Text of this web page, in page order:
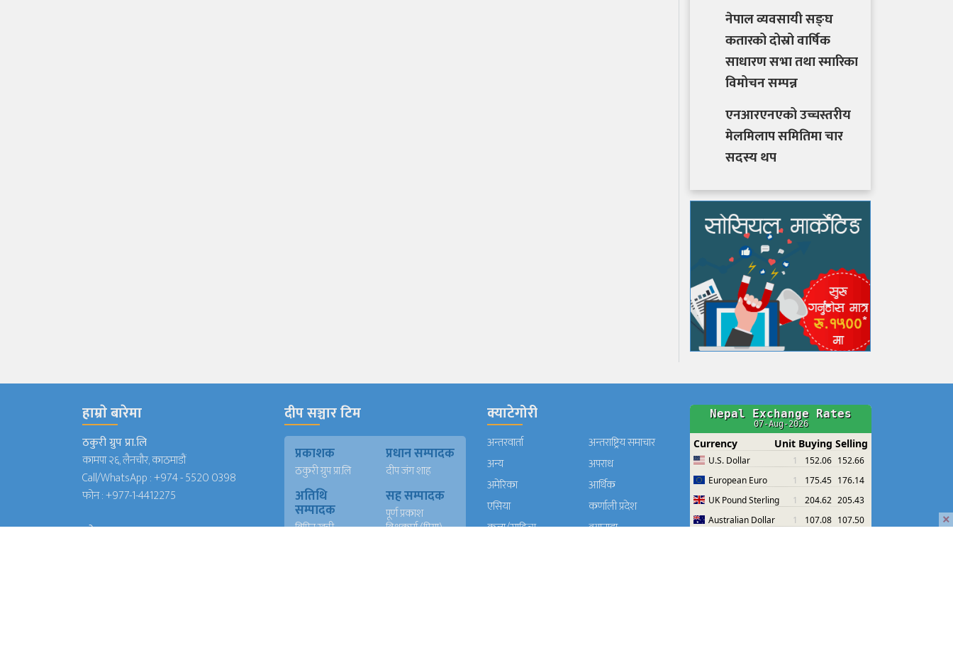
नेपाल व्यवसायी सङ्घ
कतारको दोस्रो वार्षिक
साधारण सभा तथा स्मारिका
विमोचन सम्पन्न
एनआरएनएको उच्चस्तरीय
मेलमिलाप समितिमा चार
सदस्य थप
हाम्राे बारेमा
ठकुरी ग्रुप प्रा.लि
कामपा २६, लैनचौर, काठमाडौं
Call/WhatsApp :+974 - 5520 0398
फोन :+977-1-4412275
इमेल
दीप सञ्चार टिम
प्रकाशक
ठकुरी ग्रुप प्रा.लि
प्रधान सम्पादक
दीप जंग शाह
अतिथि
सम्पादक
विपिन खत्री
सह सम्पादक
पूर्ण प्रकाश
विश्वकर्मा (प्रिया)
क्याटेगोरी
अन्तरवार्ता
अन्तराष्ट्रिय समाचार
अन्य
अपराध
अमेरिका
आर्थिक
एसिया
कर्णाली प्रदेश
कला/साहित्य
क्यानाडा
×